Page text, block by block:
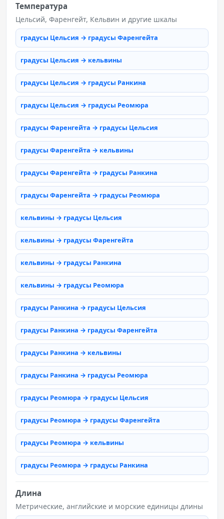
Температура
Цельсий, Фаренгейт, Кельвин и другие шкалы
градусы Цельсия → градусы Фаренгейта
градусы Цельсия → кельвины
градусы Цельсия → градусы Ранкина
градусы Цельсия → градусы Реомюра
градусы Фаренгейта → градусы Цельсия
градусы Фаренгейта → кельвины
градусы Фаренгейта → градусы Ранкина
градусы Фаренгейта → градусы Реомюра
кельвины → градусы Цельсия
кельвины → градусы Фаренгейта
кельвины → градусы Ранкина
кельвины → градусы Реомюра
градусы Ранкина → градусы Цельсия
градусы Ранкина → градусы Фаренгейта
градусы Ранкина → кельвины
градусы Ранкина → градусы Реомюра
градусы Реомюра → градусы Цельсия
градусы Реомюра → градусы Фаренгейта
градусы Реомюра → кельвины
градусы Реомюра → градусы Ранкина
Длина
Метрические, английские и морские единицы длины